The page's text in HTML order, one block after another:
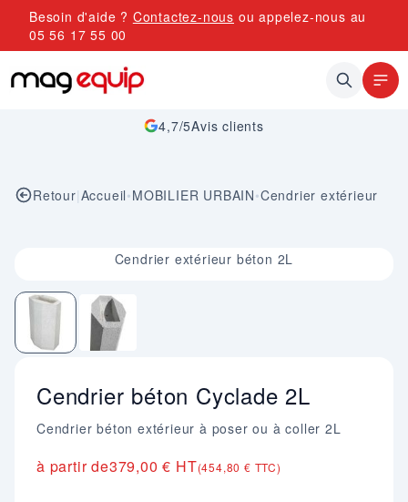
Allez au contenu
Besoin d'aide ? Contactez-nous ou appelez-nous au
05 56 17 55 00
4,7/5Avis clients
Retour|Accueil•MOBILIER URBAIN•Cendrier extérieur
Cendrier extérieur béton 2L
Cendrier béton Cyclade 2L
Cendrier béton extérieur à poser ou à coller 2L
à partir de379,00 € HT(454,80 € TTC)